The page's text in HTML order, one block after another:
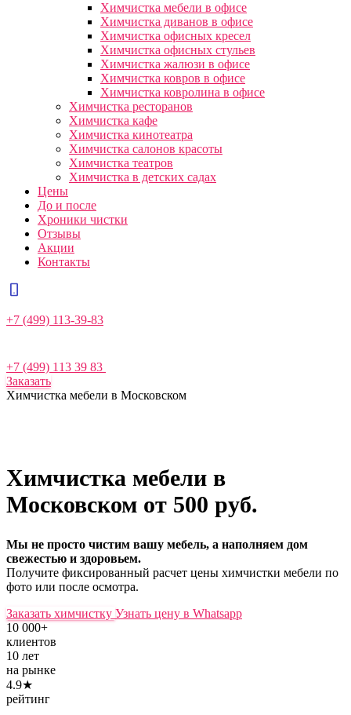
Химчистка мебели в офисе
Химчистка диванов в офисе
Химчистка офисных кресел
Химчистка офисных стульев
Химчистка жалюзи в офисе
Химчистка ковров в офисе
Химчистка ковролина в офисе
Химчистка ресторанов
Химчистка кафе
Химчистка кинотеатра
Химчистка салонов красоты
Химчистка театров
Химчистка в детских садах
Цены
До и после
Хроники чистки
Отзывы
Акции
Контакты
+7 (499) 113-39-83
+7 (499) 113 39 83
Заказать
Химчистка мебели в Московском
Химчистка мебели в
Московском от 500 руб.
Мы не просто чистим вашу мебель, а наполняем дом
свежестью и здоровьем.
Получите фиксированный расчет цены химчистки мебели по
фото или после осмотра.
Заказать химчистку Узнать цену в Whatsapp
10 000+
клиентов
10 лет
на рынке
4.9★
рейтинг